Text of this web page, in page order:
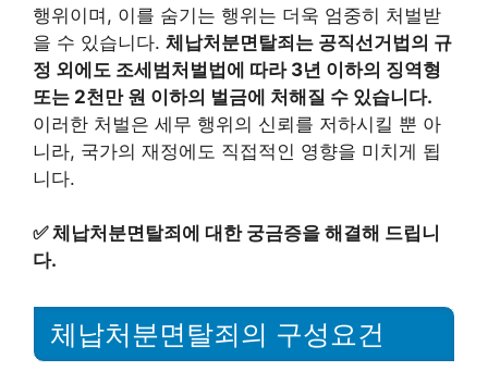
행위이며, 이를 숨기는 행위는 더욱 엄중히 처벌받
을 수 있습니다. 체납처분면탈죄는 공직선거법의 규
정 외에도 조세범처벌법에 따라 3년 이하의 징역형
또는 2천만 원 이하의 벌금에 처해질 수 있습니다.
이러한 처벌은 세무 행위의 신뢰를 저하시킬 뿐 아
니라, 국가의 재정에도 직접적인 영향을 미치게 됩
니다.
✅체납처분면탈죄에 대한 궁금증을 해결해 드립니
다.
체납처분면탈죄의 구성요건